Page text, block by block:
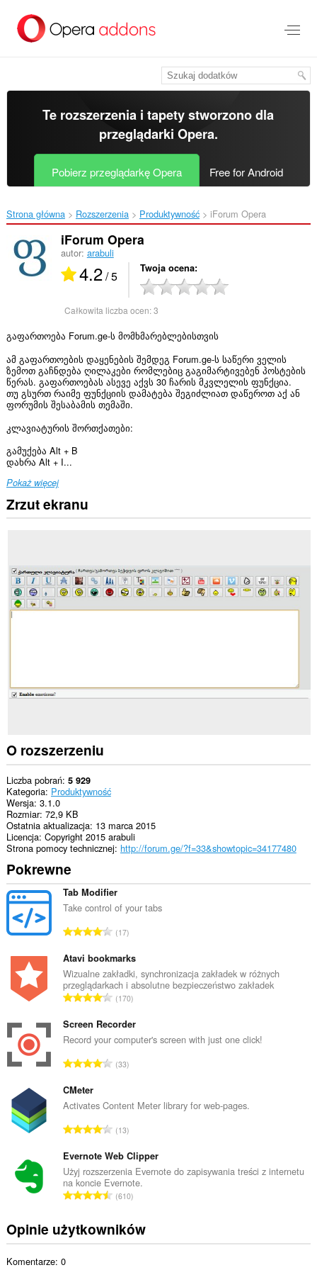
treści
Te rozszerzenia i tapety stworzono dla
przeglądarki Opera.
Pobierz przeglądarkę Opera Free for Android
Strona główna Rozszerzenia Produktywność iForum Opera‎
iForum Opera
autor: arabuli
4.2/ 5 Twoja ocena
Całkowita liczba ocen:3
გაფართოება Forum.ge-ს მომხმარებლებისთვის
ამ გაფართოების დაყენების შემდეგ Forum.ge-ს საწერი ველის
ზემოთ გაჩნდება ღილაკები რომლებიც გაგიმარტივებენ პოსტების
წერას. გაფართოებას ასევე აქვს 30 ჩარის მკვლელის ფუნქცია.
თუ გსურთ რაიმე ფუნქციის დამატება შეგიძლიათ დაწეროთ აქ ან
ფორუმის შესაბამის თემაში.
კლავიატურის შორთქათები:
გამუქება Alt + B
დახრა Alt + I...
Pokaż więcej
Zrzut ekranu
O rozszerzeniu
Liczba pobrań 5 929
Kategoria Produktywność
Wersja 3.1.0
Rozmiar 72,9 KB
Ostatnia aktualizacja 13 marca 2015
Licencja Copyright 2015 arabuli
Strona pomocy technicznej http://forum.ge/?f=33&showtopic=34177480
Pokrewne
Tab Modifier
Take control of your tabs
C
ł
k
o
w
t
a
l
z
a
c
e
n
:
17
Atavi bookmarks
Wizualne zakładki, synchronizacja zakładek w różnych
przeglądarkach i absolutne bezpieczeństwo zakładek
C
ł
k
w
a
l
c
z
b
a
c
e
170
Screen Recorder
Record your computer's screen with just one click!
C
k
w
t
a
l
z
b
33
CMeter
Activates Content Meter library for web-pages.
C
ł
k
o
w
t
a
13
Evernote Web Clipper
Użyj rozszerzenia Evernote do zapisywania treści z internetu
na koncie Evernote.
C
k
610
Opinie użytkowników
Komentarze: 0